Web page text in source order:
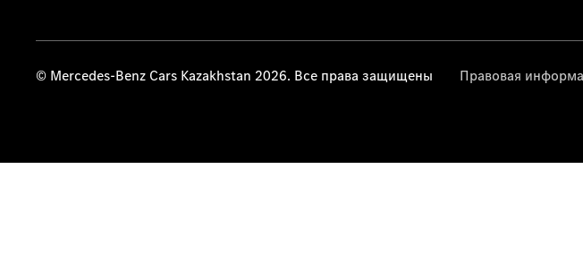
© Mercedes-Benz Cars Kazakhstan 2026. Все права защищены Правовая